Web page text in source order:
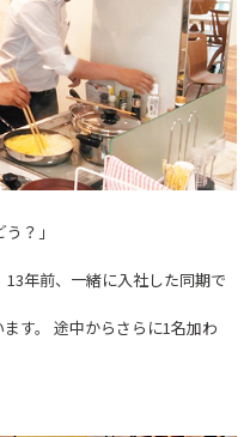
？」
年前、一緒に入社した同期で
す。 途中からさらに1名加わ